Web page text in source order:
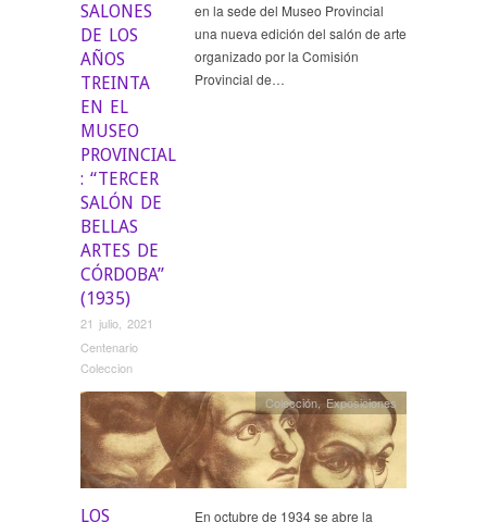
SALONES
DE LOS
AÑOS
TREINTA
EN EL
MUSEO
PROVINCIAL
: “TERCER
SALÓN DE
BELLAS
ARTES DE
CÓRDOBA”
(1935)
21 julio, 2021
Centenario
Coleccion
en la sede del Museo Provincial
una nueva edición del salón de arte
organizado por la Comisión
Provincial de…
LOS
Colección,Exposiciones
En octubre de 1934 se abre la